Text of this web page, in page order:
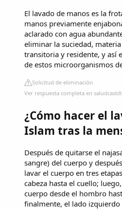
El lavado de manos es la
manos previamente
aclarado con agua
eliminar la suciedad,
transitoria y residente, y así
de estos microorganismos
Solicitud de eliminación
Ver respuesta completa en
¿Cómo hacer el
Islam tras la
Después de quitarse el
sangre) del cuerpo y
lavar el cuerpo en tres
cabeza hasta el cuello;
cuerpo desde el hombro
finalmente, el lado izquierdo